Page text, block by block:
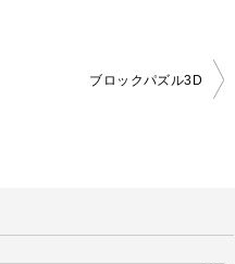
ブロックパズル3D